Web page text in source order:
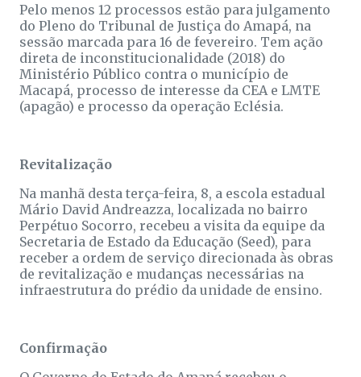
Pelo menos 12 processos estão para julgamento
do Pleno do Tribunal de Justiça do Amapá, na
sessão marcada para 16 de fevereiro. Tem ação
direta de inconstitucionalidade (2018) do
Ministério Público contra o município de
Macapá, processo de interesse da CEA e LMTE
(apagão) e processo da operação Eclésia.
Revitalização
Na manhã desta terça-feira, 8, a escola estadual
Mário David Andreazza, localizada no bairro
Perpétuo Socorro, recebeu a visita da equipe da
Secretaria de Estado da Educação (Seed), para
receber a ordem de serviço direcionada às obras
de revitalização e mudanças necessárias na
infraestrutura do prédio da unidade de ensino.
Confirmação